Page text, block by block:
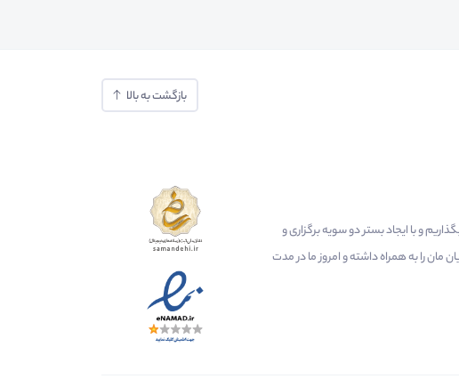
بازگشت به بالا
بگذاریم و با ایجاد بستر دو سویه برگزاری و
را به همراه داشته و امروز ما در مدت